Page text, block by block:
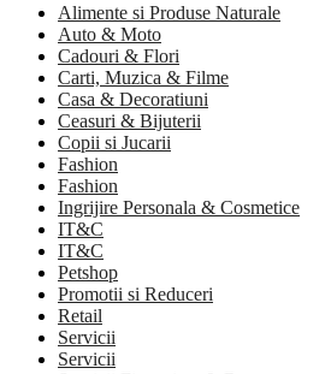
Alimente si Produse Naturale
Auto & Moto
Cadouri & Flori
Carti, Muzica & Filme
Casa & Decoratiuni
Ceasuri & Bijuterii
Copii si Jucarii
Fashion
Fashion
Ingrijire Personala & Cosmetice
IT&C
IT&C
Petshop
Promotii si Reduceri
Retail
Servicii
Servicii